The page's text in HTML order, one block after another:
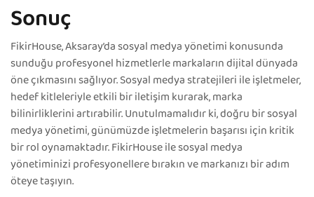
Sonuç
FikirHouse, Aksaray’da sosyal medya yönetimi konusunda
sunduğu profesyonel hizmetlerle markaların dijital dünyada
öne çıkmasını sağlıyor. Sosyal medya stratejileri ile işletmeler,
hedef kitleleriyle etkili bir iletişim kurarak, marka
bilinirliklerini artırabilir. Unutulmamalıdır ki, doğru bir sosyal
medya yönetimi, günümüzde işletmelerin başarısı için kritik
bir rol oynamaktadır. FikirHouse ile sosyal medya
yönetiminizi profesyonellere bırakın ve markanızı bir adım
öteye taşıyın.